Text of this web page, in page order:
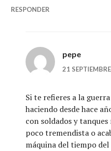
RESPONDER
pepe
21
Si te refieres a la
haciendo desde hace
con soldados y
poco tremendista o
máquina del tiempo del